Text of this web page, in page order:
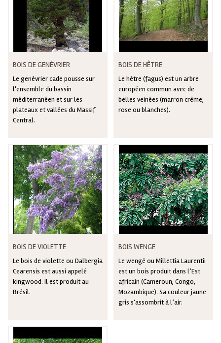
BOIS DE GENÉVRIER
Le genévrier cade pousse sur
l'ensemble du bassin
méditerranéen et sur les
plateaux et vallées du Massif
Central.
BOIS DE HÊTRE
Le hêtre (fagus) est un arbre
européen commun avec de
belles veinées (marron crème,
rose ou blanches).
BOIS DE VIOLETTE
Le bois de violette ou Dalbergia
Cearensis est aussi appelé
kingwood. Il est produit au
Brésil.
BOIS WENGE
Le wengé ou Millettia Laurentii
est un bois produit dans l’Est
africain (Cameroun, Congo,
Mozambique). Sa couleur jaune
gris s‘assombrit à l’air.